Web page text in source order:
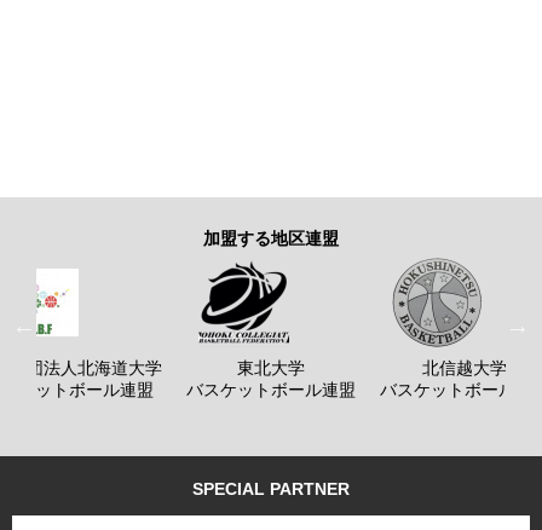
加盟する地区連盟
社団法人北海道大学
ケットボール連盟
東北大学
バスケットボール連盟
北信越大学
バスケットボール連
SPECIAL PARTNER